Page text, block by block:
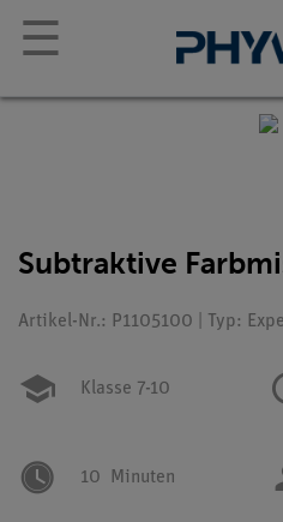
☰
Subtraktive
Artikel-Nr.: P1105100 | Typ:
Klasse 7-10
10 Minuten